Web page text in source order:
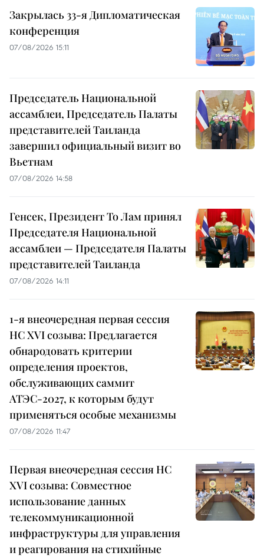
Закрылась 33-я Дипломатическая
конференция
07/08/2026 15:11
Председатель Национальной
ассамблеи, Председатель Палаты
представителей Таиланда
завершил официальный визит во
Вьетнам
07/08/2026 14:58
Генсек, Президент То Лам принял
Председателя Национальной
ассамблеи — Председателя Палаты
представителей Таиланда
07/08/2026 14:11
1-я внеочередная первая сессия
НС XVI созыва: Предлагается
обнародовать критерии
определения проектов,
обслуживающих саммит
АТЭС-2027, к которым будут
применяться особые механизмы
07/08/2026 11:47
Первая внеочередная сессия НС
XVI созыва: Совместное
использование данных
телекоммуникационной
инфраструктуры для управления
и реагирования на стихийные